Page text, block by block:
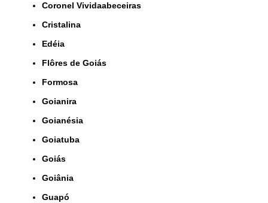
Coronel Vividaabeceiras
Cristalina
Edéia
Flôres de Goiás
Formosa
Goianira
Goianésia
Goiatuba
Goiás
Goiânia
Guapó